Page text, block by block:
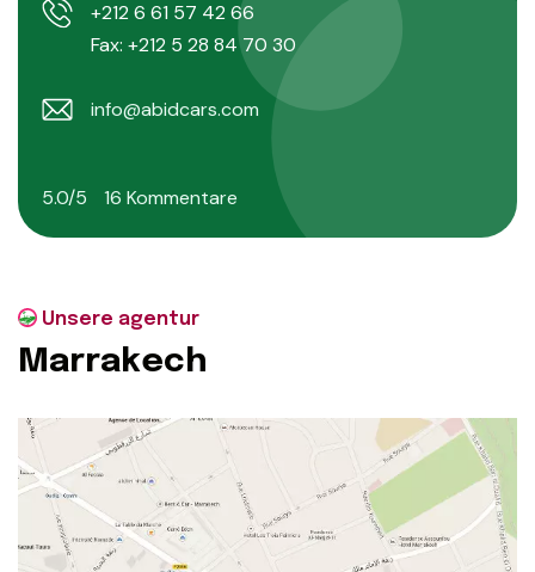
+212 6 61 57 42 66
Fax: +212 5 28 84 70 30
info@abidcars.com
5.0/5 16 Kommentare
Unsere agentur
Marrakech